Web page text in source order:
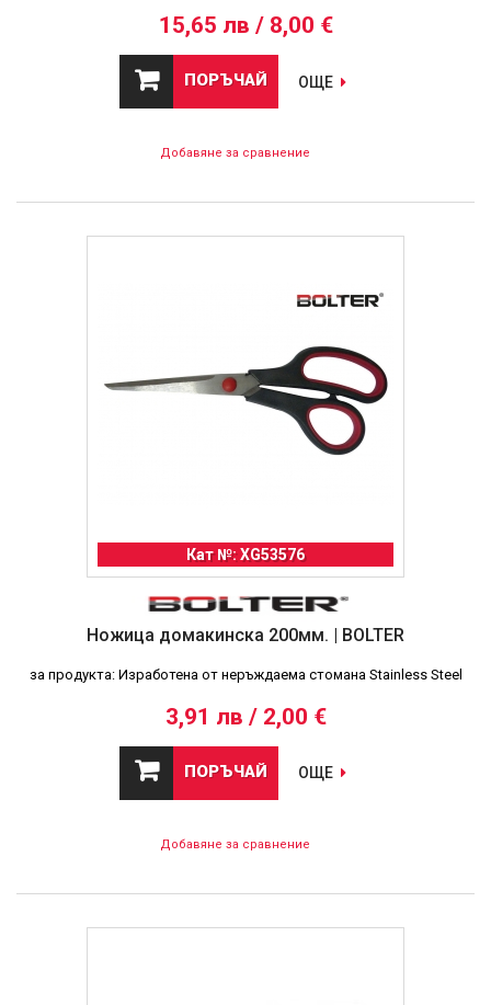
15,65 лв / 8,00 €
ПОРЪЧАЙ ОЩЕ
Добавяне за сравнение
Кат №: XG53576
Ножица домакинска 200мм. | BOLTER
за продукта: Изработена от неръждаема стомана Stainless Steel
3,91 лв / 2,00 €
ПОРЪЧАЙ ОЩЕ
Добавяне за сравнение